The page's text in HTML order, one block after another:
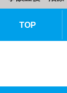
事故直後～
TOP